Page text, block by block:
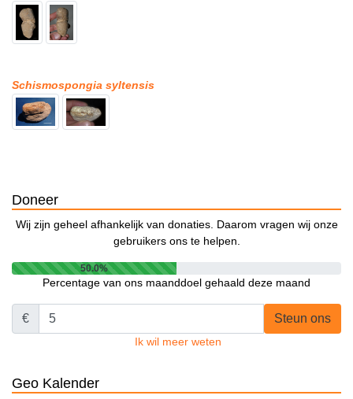
Schismospongia syltensis
Doneer
Wij zijn geheel afhankelijk van donaties. Daarom vragen wij onze
gebruikers ons te helpen.
50.0%
Percentage van ons maanddoel gehaald deze maand
€ Steun ons
Ik wil meer weten
Geo Kalender